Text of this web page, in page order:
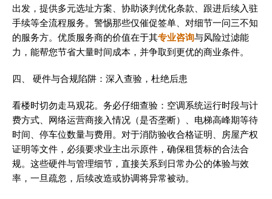
出发，提供多元选址方案、协助谈判优化条款、跟进后续入驻
手续等全流程服务。警惕那些仅催促签单、对细节一问三不知
的服务方。优质服务商的价值在于其专业咨询与风险过滤能
力，能帮您节省大量时间成本，并争取到更优的商业条件。
四、 硬件与合规陷阱：深入查验，杜绝后患
看楼时切勿走马观花。务必仔细查验：空调系统运行时段与计
费方式、网络运营商接入情况（是否垄断）、电梯高峰期等待
时间、停车位数量与费用。对于消防验收合格证明、房屋产权
证明等文件，必须要求业主出示原件，确保租赁标的合法合
规。这些硬件与管理细节，直接关系到日常办公的体验与效
率，一旦疏忽，后续改造或协调将异常被动。